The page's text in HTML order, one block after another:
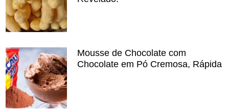
Mousse de Chocolate com
Chocolate em Pó Cremosa, Rápida